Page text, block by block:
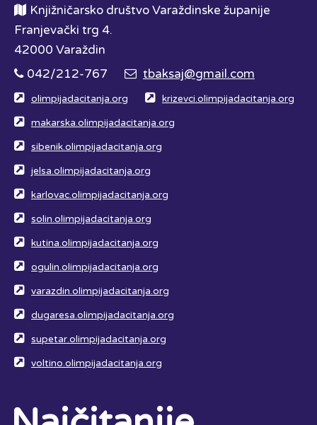
Knjižničarsko društvo Varaždinske županije
Franjevački trg 4.
42000 Varaždin
042/212-767
tbaksaj@gmail.com
olimpijadacitanja.org krizevci.olimpijadacitanja.org
makarska.olimpijadacitanja.org
sibenik.olimpijadacitanja.org
jelsa.olimpijadacitanja.org
karlovac.olimpijadacitanja.org
solin.olimpijadacitanja.org
kutina.olimpijadacitanja.org
ogulin.olimpijadacitanja.org
varazdin.olimpijadacitanja.org
dugaresa.olimpijadacitanja.org
supetar.olimpijadacitanja.org
voltino.olimpijadacitanja.org